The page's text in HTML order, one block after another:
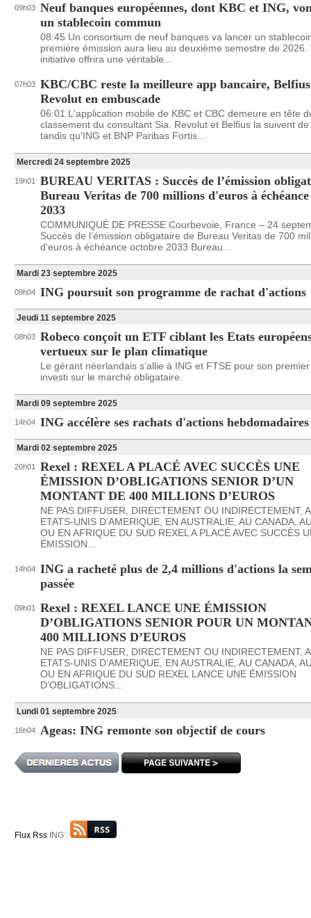
09h03 Neuf banques européennes, dont KBC et ING,
un stablecoin commun
08:45 Un consortium de neuf banques va lancer un
première émission aura lieu au deuxième semestre de 2026.
initiative offrira une véritable...
07h03 KBC/CBC reste la meilleure app bancaire,
Revolut en embuscade
06:01 L'application mobile de KBC et CBC demeure en tête
classement du consultant Sia. Revolut et Belfius la suivent
tandis qu'ING et BNP Paribas Fortis...
Mercredi 24 septembre 2025
19h01
BUREAU VERITAS : Succès de l’émission
Bureau Veritas de 700 millions d'euros à
2033
COMMUNIQUÉ DE PRESSE Courbevoie, France – 24
Succès de l’émission obligataire de Bureau Veritas de 700
d'euros à échéance octobre 2033 Bureau...
Mardi 23 septembre 2025
09h04 ING poursuit son programme de rachat d'actions
Jeudi 11 septembre 2025
08h03 Robeco conçoit un ETF ciblant les Etats
vertueux sur le plan climatique
Le gérant néerlandais s’allie à ING et FTSE pour son
investi sur le marché obligataire.
Mardi 09 septembre 2025
14h04 ING accélère ses rachats d'actions hebdomadaires
Mardi 02 septembre 2025
20h01
Rexel : REXEL A PLACÉ AVEC SUCCÈS UNE
ÉMISSION D’OBLIGATIONS SENIOR D’UN
MONTANT DE 400 MILLIONS D’EUROS
NE PAS DIFFUSER, DIRECTEMENT OU INDIRECTEMENT,
ETATS-UNIS D’AMERIQUE, EN AUSTRALIE, AU CANADA,
OU EN AFRIQUE DU SUD REXEL A PLACÉ AVEC SUCCÈS
ÉMISSION...
14h04 ING a racheté plus de 2,4 millions d'actions la
passée
09h01
Rexel : REXEL LANCE UNE ÉMISSION
D’OBLIGATIONS SENIOR POUR UN
400 MILLIONS D’EUROS
NE PAS DIFFUSER, DIRECTEMENT OU INDIRECTEMENT,
ETATS-UNIS D’AMERIQUE, EN AUSTRALIE, AU CANADA,
OU EN AFRIQUE DU SUD REXEL LANCE UNE ÉMISSION
D’OBLIGATIONS...
Lundi 01 septembre 2025
16h04 Ageas: ING remonte son objectif de cours
Flux Rss ING :